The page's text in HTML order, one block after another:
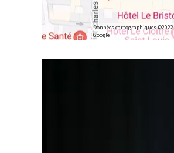
Données cartographiques ©2022
Google